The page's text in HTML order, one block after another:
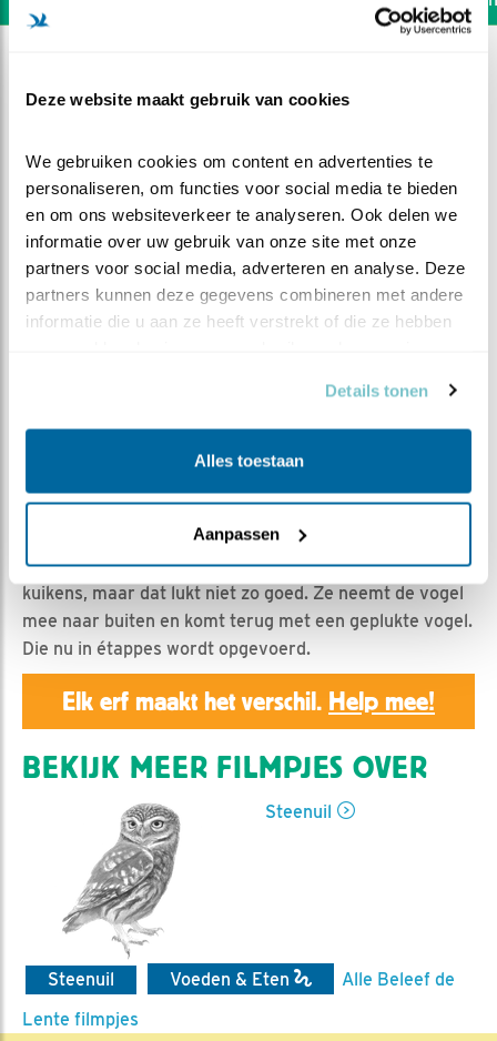
Deze website maakt gebruik van cookies
We gebruiken cookies om content en advertenties te
personaliseren, om functies voor social media te bieden
en om ons websiteverkeer te analyseren. Ook delen we
informatie over uw gebruik van onze site met onze
partners voor social media, adverteren en analyse. Deze
partners kunnen deze gegevens combineren met andere
informatie die u aan ze heeft verstrekt of die ze hebben
Details tonen
Alles toestaan
Aanpassen
Eerst plukken
Geert | Geplaatst op 31 mei 2019, 23:21 |
Vind ik leuk
Bewaar dit filmpje|
1049x
Man steenuil heeft een vogel als prooi. Vrouw voert de
kuikens, maar dat lukt niet zo goed. Ze neemt de vogel
mee naar buiten en komt terug met een geplukte vogel.
Die nu in étappes wordt opgevoerd.
Elk erf maakt het verschil. Help mee!
BEKIJK MEER FILMPJES OVER
Steenuil
Steenuil Voeden & Eten
Alle Beleef de
Lente filmpjes